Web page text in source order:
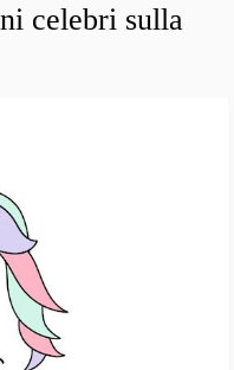
celebri sulla